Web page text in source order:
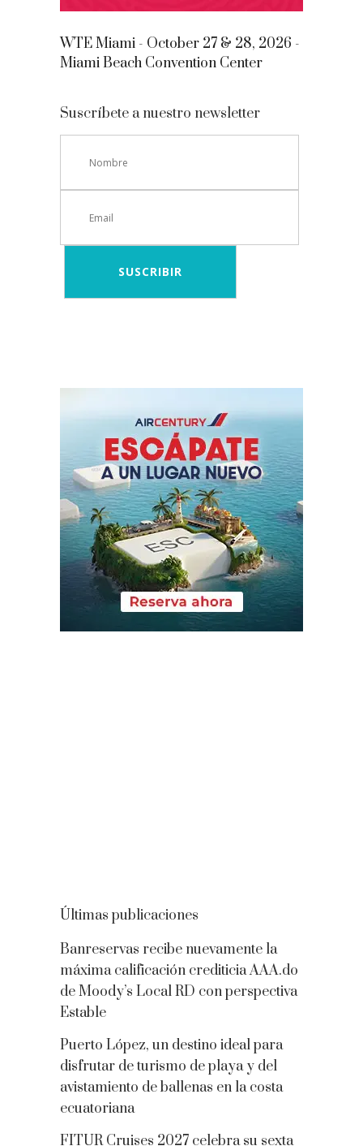
WTE Miami - October 27 & 28, 2026 -
Miami Beach Convention Center
Suscríbete a nuestro newsletter
Últimas publicaciones
Banreservas recibe nuevamente la
máxima calificación crediticia AAA.do
de Moody’s Local RD con perspectiva
Estable
Puerto López, un destino ideal para
disfrutar de turismo de playa y del
avistamiento de ballenas en la costa
ecuatoriana
FITUR Cruises 2027 celebra su sexta